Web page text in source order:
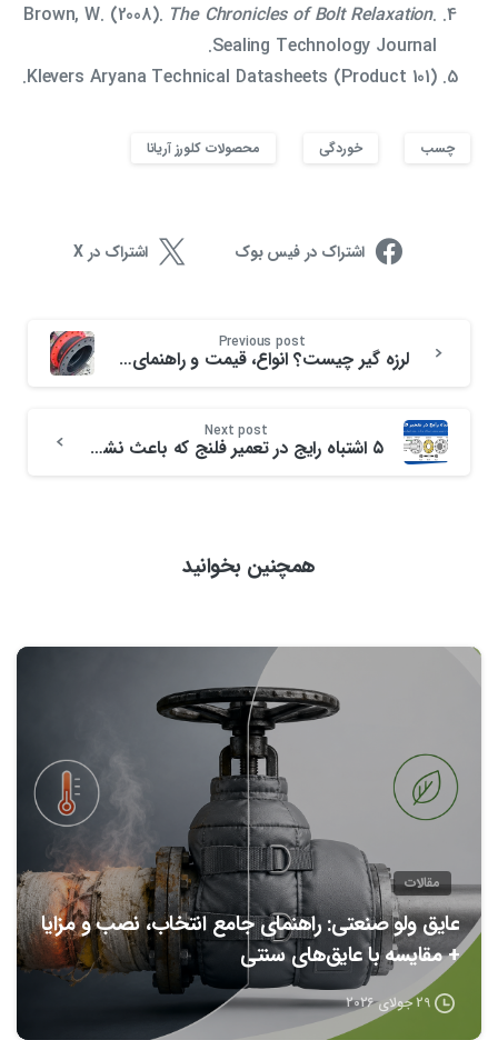
Brown, W. (2008). The Chronicles of Bolt Relaxation.
Sealing Technology Journal.
Klevers Aryana Technical Datasheets (Product 101).
چسب خوردگی محصولات کلورز آریانا
اشتراک در فیس بوک اشتراک در X
Previous post
لرزه گیر چیست؟ انواع، قیمت و راهنمای فنی انتخاب ۲۰۲۶
Next post
۵ اشتباه رایج در تعمیر فلنج‌ که باعث نشتی مجدد و خسارات بزرگ می‌شوند
همچنین بخوانید
مقالات
عایق ولو صنعتی: راهنمای جامع انتخاب، نصب و مزایا
+ مقایسه با عایق‌های سنتی
29 جولای 2026